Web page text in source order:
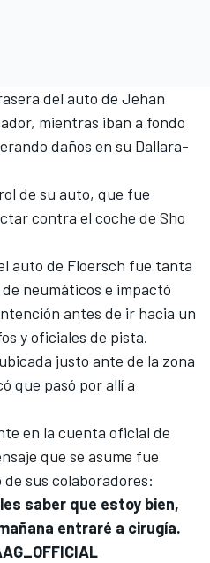
del auto de Jehan
mientras iban a fondo
daños en su Dallara-
de su auto, que fue
contra el coche de Sho
auto de Floersch fue tanta
neumáticos e impactó
antes de ir hacia un
y oficiales de pista.
justo ante de la zona
que pasó por allí a
en la cuenta oficial de
que se asume fue
sus colaboradores:
saber que estoy bien,
entraré a cirugía.